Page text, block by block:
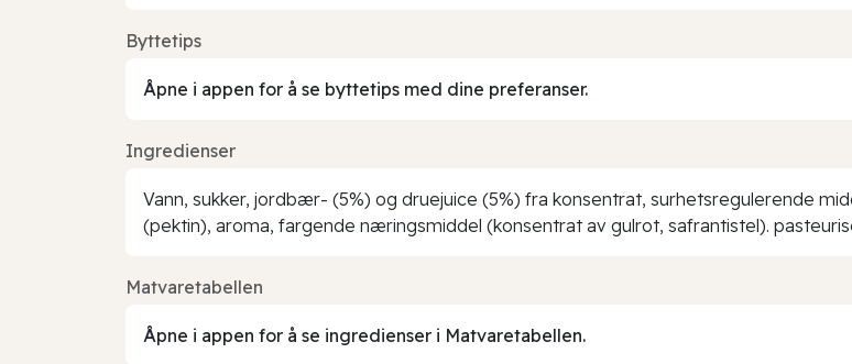
Byttetips
Åpne i appen for å se byttetips med dine preferanser.
Ingredienser
Vann, sukker, jordbær- (5%) og druejuice (5%) fra konsentrat, surhetsregulerende
(pektin), aroma, fargende næringsmiddel (konsentrat av gulrot, safrantistel).
Matvaretabellen
Åpne i appen for å se ingredienser i Matvaretabellen.